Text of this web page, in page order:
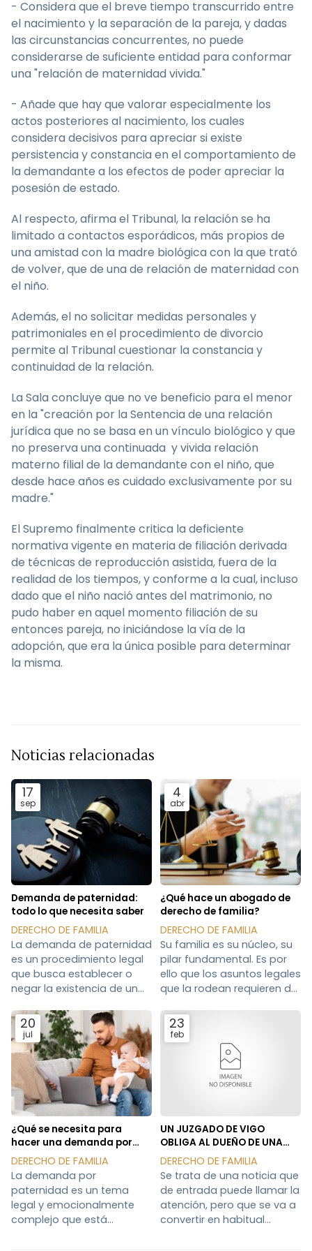
- Considera que el breve tiempo transcurrido entre
el nacimiento y la separación de la pareja, y dadas
las circunstancias concurrentes, no puede
considerarse de suficiente entidad para conformar
una "relación de maternidad vivida."
- Añade que hay que valorar especialmente los
actos posteriores al nacimiento, los cuales
considera decisivos para apreciar si existe
persistencia y constancia en el comportamiento de
la demandante a los efectos de poder apreciar la
posesión de estado.
Al respecto, afirma el Tribunal, la relación se ha
limitado a contactos esporádicos, más propios de
una amistad con la madre biológica con la que trató
de volver, que de una de relación de maternidad con
el niño.
Además, el no solicitar medidas personales y
patrimoniales en el procedimiento de divorcio
permite al Tribunal cuestionar la constancia y
continuidad de la relación.
La Sala concluye que no ve beneficio para el menor
en la "creación por la Sentencia de una relación
jurídica que no se basa en un vínculo biológico y que
no preserva una continuada y vivida relación
materno filial de la demandante con el niño, que
desde hace años es cuidado exclusivamente por su
madre."
El Supremo finalmente critica la deficiente
normativa vigente en materia de filiación derivada
de técnicas de reproducción asistida, fuera de la
realidad de los tiempos, y conforme a la cual, incluso
dado que el niño nació antes del matrimonio, no
pudo haber en aquel momento filiación de su
entonces pareja, no iniciándose la vía de la
adopción, que era la única posible para determinar
la misma.
Noticias relacionadas
17
sep
Demanda de paternidad:
todo lo que necesita saber
DERECHO DE FAMILIA
La demanda de paternidad
es un procedimiento legal
que busca establecer o
negar la existencia de un
padre y un hijo. Este
proceso, cargado de
implicaciones legales y
emocionales, requiere de
un asesoramiento jurídico
especializado para
garantizar la defensa de
4
abr
¿Qué hace un abogado de
derecho de familia?
DERECHO DE FAMILIA
Su familia es su núcleo, su
pilar fundamental. Es por
ello que los asuntos legales
que la rodean requieren de
y personalizada. En este
sentido, un abogado
especializado en derecho
de familia se convierte en
su guía y protector en
momentos cruciales de su
20
jul
¿Qué se necesita para
hacer una demanda por
paternidad?
DERECHO DE FAMILIA
La demanda por
paternidad es un tema
legal y emocionalmente
complejo que está
23
feb
UN JUZGADO DE VIGO
OBLIGA AL DUEÑO DE UNA
PERRA A CUMPLIR EL
ACUERDO DE ENTREGÁRSELA
A SU ESPOSA LOS FINES DE
SEMANA
DERECHO DE FAMILIA
Se trata de una noticia que
de entrada puede llamar la
atención, pero que se va a
convertir en habitual